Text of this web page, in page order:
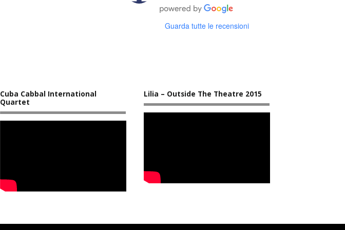
Guarda tutte le recensioni
Cuba Cabbal International
Quartet
Lilia – Outside The Theatre 2015